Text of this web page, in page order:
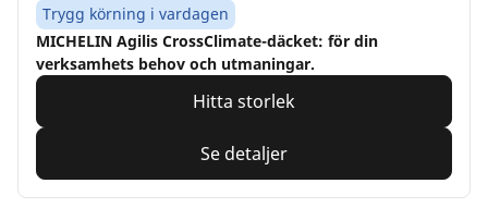
Trygg körning i vardagen
MICHELIN Agilis CrossClimate-däcket: för din
verksamhets behov och utmaningar.
Hitta storlek
Se detaljer